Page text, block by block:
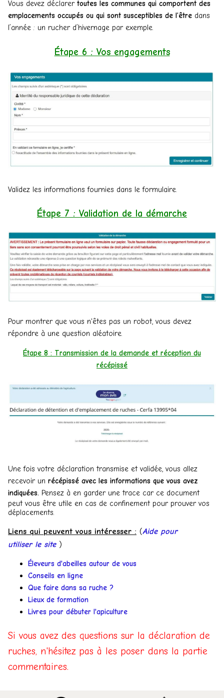
Vous devez déclarer toutes les communes qui comportent des
emplacements occupés ou qui sont susceptibles de l’être dans
l’année : un rucher d’hivernage par exemple.
Étape 6 : Vos engagements
Validez les informations fournies dans le formulaire.
Étape 7 : Validation de la démarche
Pour montrer que vous n'êtes pas un robot, vous devez
répondre à une question aléatoire.
Étape 8 : Transmission de la demande et réception du
récépissé
Une fois votre déclaration transmise et validée, vous allez
recevoir un récépissé avec les informations que vous avez
indiquées. Pensez à en garder une trace car ce document
peut vous être utile en cas de confinement pour prouver vos
déplacements.
Liens qui peuvent vous intéresser : (Aide pour
utiliser le site )
Éleveurs d'abeilles autour de vous
Conseils en ligne
Que faire dans sa ruche ?
Lieux de formation
Livres pour débuter l'apiculture
Si vous avez des questions sur la déclaration de
ruches, n'hésitez pas à les poser dans la partie
commentaires.